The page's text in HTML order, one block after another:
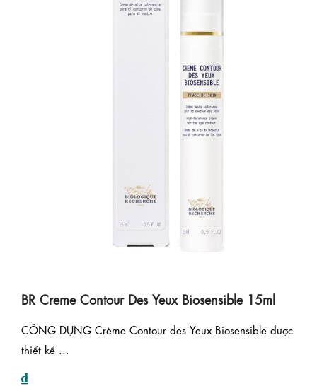
BR Creme Contour Des Yeux Biosensible 15ml
CÔNG DỤNG Crème Contour des Yeux Biosensible được
thiết kế ...
₫